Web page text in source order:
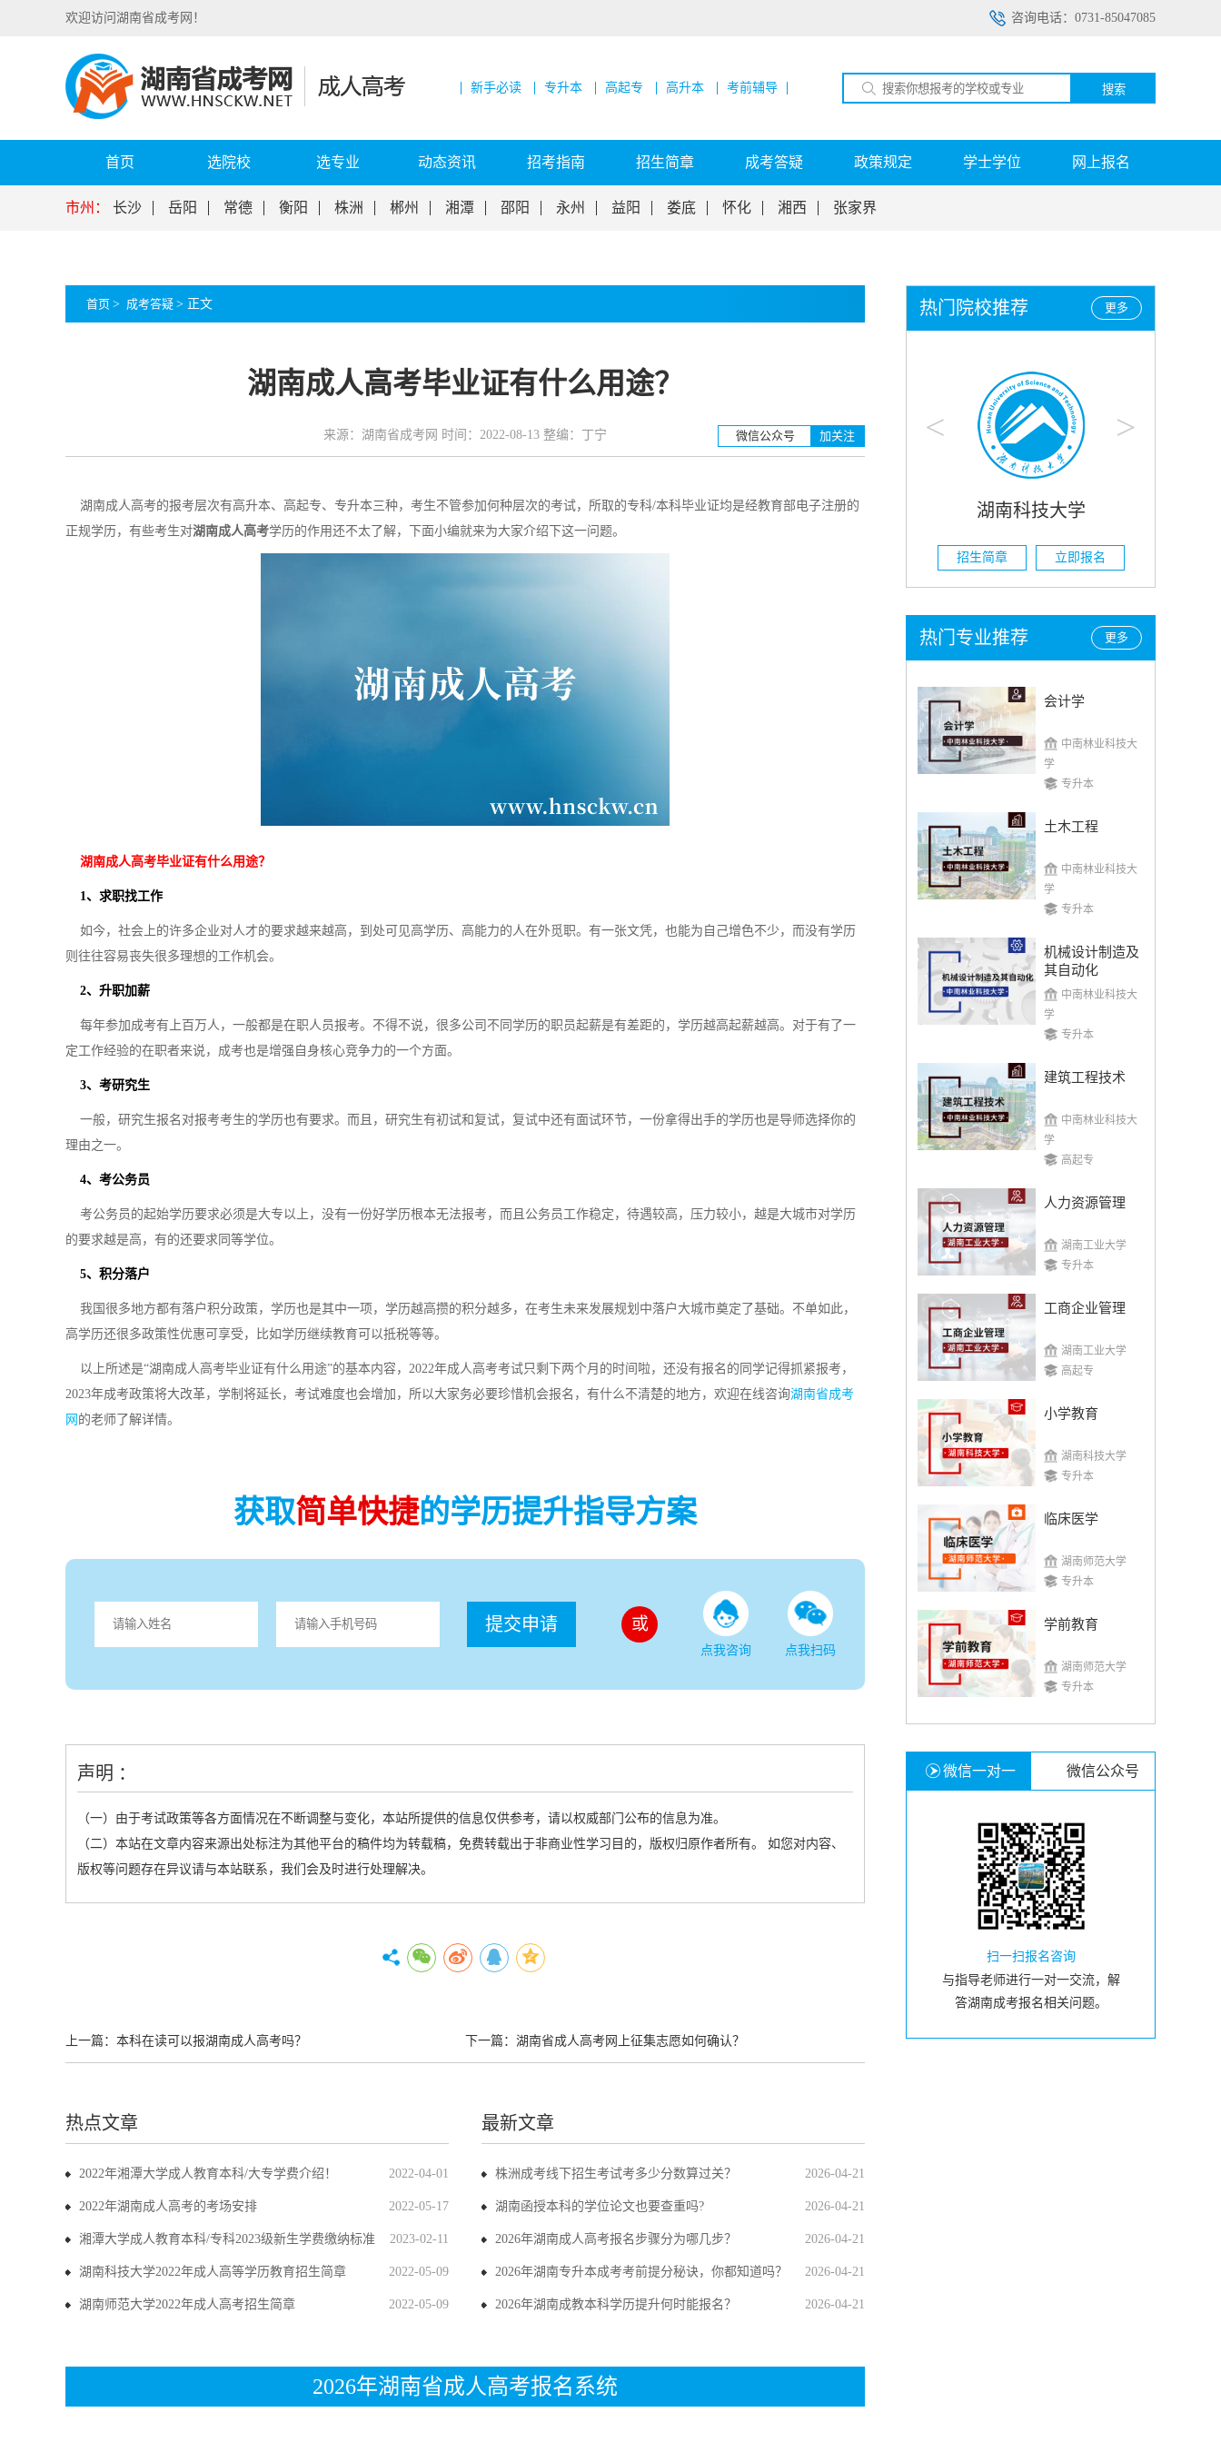
咨询电话：0731-85047085
欢迎访问湖南省成考网！
新手必读 专升本 高起专 高升本 考前辅导 搜索
首页 选院校 选专业 动态资讯 招考指南 招生简章 成考答疑 政策规定 学士学位 网上报名
市州： 长沙 岳阳 常德 衡阳 株洲 郴州 湘潭 邵阳 永州 益阳 娄底 怀化 湘西 张家界
首页 > 成考答疑 > 正文
湖南成人高考毕业证有什么用途？
来源：湖南省成考网 时间：2022-08-13 整编：丁宁 微信公众号 加关注
湖南成人高考的报考层次有高升本、高起专、专升本三种，考生不管参加何种层次的考试，所取的专科/本科毕业证均是经教育部电子注册的
正规学历，有些考生对湖南成人高考学历的作用还不太了解，下面小编就来为大家介绍下这一问题。
湖南成人高考毕业证有什么用途？
1、求职找工作
如今，社会上的许多企业对人才的要求越来越高，到处可见高学历、高能力的人在外觅职。有一张文凭，也能为自己增色不少，而没有学历
则往往容易丧失很多理想的工作机会。
2、升职加薪
每年参加成考有上百万人，一般都是在职人员报考。不得不说，很多公司不同学历的职员起薪是有差距的，学历越高起薪越高。对于有了一
定工作经验的在职者来说，成考也是增强自身核心竞争力的一个方面。
3、考研究生
一般，研究生报名对报考考生的学历也有要求。而且，研究生有初试和复试，复试中还有面试环节，一份拿得出手的学历也是导师选择你的
理由之一。
4、考公务员
考公务员的起始学历要求必须是大专以上，没有一份好学历根本无法报考，而且公务员工作稳定，待遇较高，压力较小，越是大城市对学历
的要求越是高，有的还要求同等学位。
5、积分落户
我国很多地方都有落户积分政策，学历也是其中一项，学历越高攒的积分越多，在考生未来发展规划中落户大城市奠定了基础。不单如此，
高学历还很多政策性优惠可享受，比如学历继续教育可以抵税等等。
以上所述是“湖南成人高考毕业证有什么用途”的基本内容，2022年成人高考考试只剩下两个月的时间啦，还没有报名的同学记得抓紧报考，
2023年成考政策将大改革，学制将延长，考试难度也会增加，所以大家务必要珍惜机会报名，有什么不清楚的地方，欢迎在线咨询湖南省成考
网 的老师了解详情。
获取简单快捷的学历提升指导方案
提交申请 或
点我咨询 点我扫码
声明 ：
（一）由于考试政策等各方面情况在不断调整与变化，本站所提供的信息仅供参考，请以权威部门公布的信息为准。
（二）本站在文章内容来源出处标注为其他平台的稿件均为转载稿，免费转载出于非商业性学习目的，版权归原作者所有。 如您对内容、
版权等问题存在异议请与本站联系，我们会及时进行处理解决。
上一篇： 本科在读可以报湖南成人高考吗？ 下一篇： 湖南省成人高考网上征集志愿如何确认？
热点文章
2022-04-01
2022年湘潭大学成人教育本科/大专学费介绍！
2022-05-17
2022年湖南成人高考的考场安排
2023-02-11
湘潭大学成人教育本科/专科2023级新生学费缴纳标准
2022-05-09
湖南科技大学2022年成人高等学历教育招生简章
2022-05-09
湖南师范大学2022年成人高考招生简章
最新文章
2026-04-21
株洲成考线下招生考试考多少分数算过关？
2026-04-21
湖南函授本科的学位论文也要查重吗?
2026-04-21
2026年湖南成人高考报名步骤分为哪几步？
2026-04-21
2026年湖南专升本成考考前提分秘诀，你都知道吗？
2026-04-21
2026年湖南成教本科学历提升何时能报名？
2026年湖南省成人高考报名系统
更多
热门院校推荐
< >
湖南工业大学
招生简章 立即报名
湖南科技大学 湖南农业大学
招生简章 立即报名
更多
热门专业推荐
会计学
中南林业科技大
学
专升本
土木工程
中南林业科技大
学
专升本
机械设计制造及
其自动化
中南林业科技大
学
专升本
建筑工程技术
中南林业科技大
学
高起专
人力资源管理
湖南工业大学
专升本
工商企业管理
湖南工业大学
高起专
小学教育
湖南科技大学
专升本
临床医学
湖南师范大学
专升本
学前教育
湖南师范大学
专升本
微信一对一 微信公众号
扫一扫报名咨询
与指导老师进行一对一交流，解
答湖南成考报名相关问题。